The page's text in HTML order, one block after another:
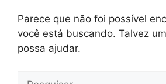
Parece que não foi possível
você está buscando. Talvez
possa ajudar.